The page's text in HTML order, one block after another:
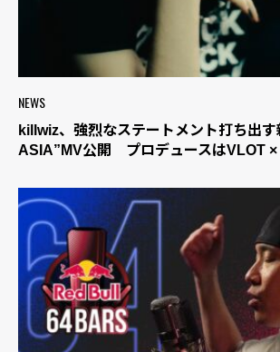
NEWS
killwiz、強烈なステートメント打ち出
ASIA”MV公開 プロデュースはVLOT ×